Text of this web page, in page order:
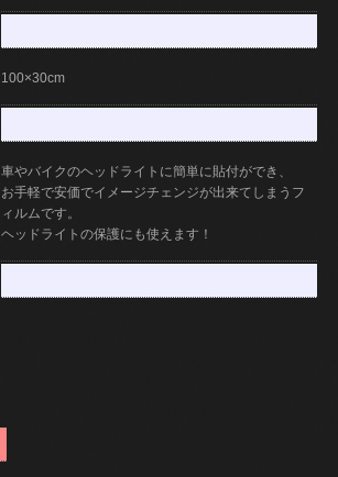
100×30cm
車やバイクのヘッドライトに簡単に貼付ができ、
お手軽で安価でイメージチェンジが出来てしまうフ
ィルムです。
ヘッドライトの保護にも使えます！